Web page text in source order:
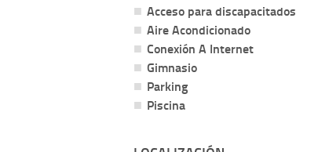
Acceso para discapacitados
Aire Acondicionado
Conexión A Internet
Gimnasio
Parking
Piscina